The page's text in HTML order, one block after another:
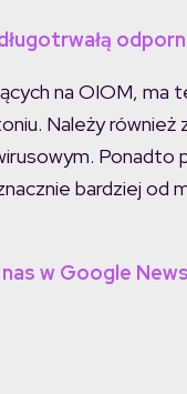
na OIOM, ma
Należy
bardziej od
w Google News